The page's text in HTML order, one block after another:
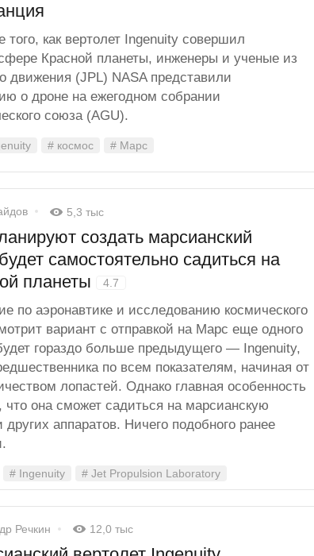
того, как вертолет Ingenuity совершил
Красной планеты, инженеры и ученые из
движения (JPL) NASA представили
о дроне на ежегодном собрании
союза (AGU).
# космос # Марс
5,3 тыс
создать марсианский
самостоятельно садиться на
планеты
4.7
по аэронавтике и исследованию космического
вариант с отправкой на Марс еще одного
гораздо больше предыдущего — Ingenuity,
по всем показателям, начиная от
лопастей. Однако главная особенность
она сможет садиться на марсианскую
аппаратов. Ничего подобного ранее
# Ingenuity # Jet Propulsion Laboratory
Речкин 12,0 тыс